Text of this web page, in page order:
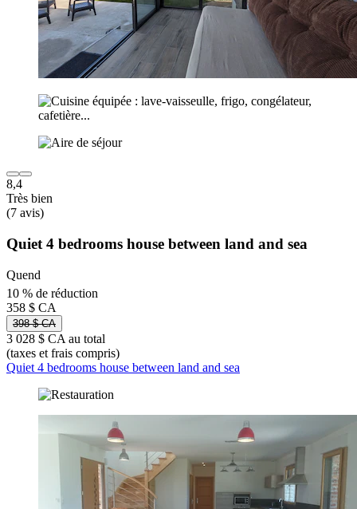
8,4
Très bien
(7 avis)
Quiet 4 bedrooms house between land and sea
Quend
10 % de réduction
358 $ CA
398 $ CA
3 028 $ CA au total
(taxes et frais compris)
Quiet 4 bedrooms house between land and sea